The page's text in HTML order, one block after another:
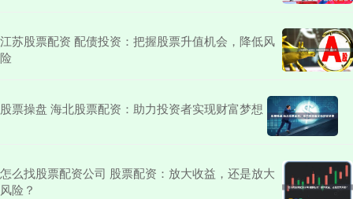
江苏股票配资 配债投资：把握股票升值机会，降低风
险
股票操盘 海北股票配资：助力投资者实现财富梦想
怎么找股票配资公司 股票配资：放大收益，还是放大
风险？